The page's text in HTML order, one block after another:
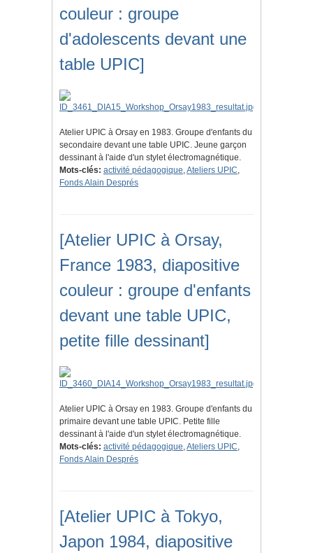
couleur : groupe
d'adolescents devant une
table UPIC]
Atelier UPIC à Orsay en 1983. Groupe d'enfants du
secondaire devant une table UPIC. Jeune garçon
dessinant à l'aide d'un stylet électromagnétique.
Mots-clés: activité pédagogique,Ateliers UPIC,
Fonds Alain Després
[Atelier UPIC à Orsay,
France 1983, diapositive
couleur : groupe d'enfants
devant une table UPIC,
petite fille dessinant]
Atelier UPIC à Orsay en 1983. Groupe d'enfants du
primaire devant une table UPIC. Petite fille
dessinant à l'aide d'un stylet électromagnétique.
Mots-clés: activité pédagogique,Ateliers UPIC,
Fonds Alain Després
[Atelier UPIC à Tokyo,
Japon 1984, diapositive